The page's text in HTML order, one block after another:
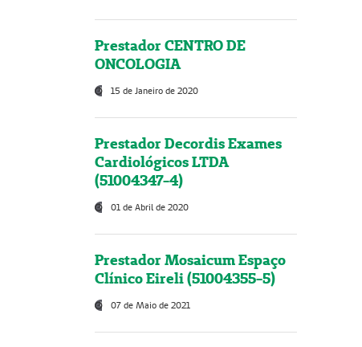
Prestador CENTRO DE
ONCOLOGIA
15 de Janeiro de 2020
Prestador Decordis Exames
Cardiológicos LTDA
(51004347-4)
01 de Abril de 2020
Prestador Mosaicum Espaço
Clínico Eireli (51004355-5)
07 de Maio de 2021